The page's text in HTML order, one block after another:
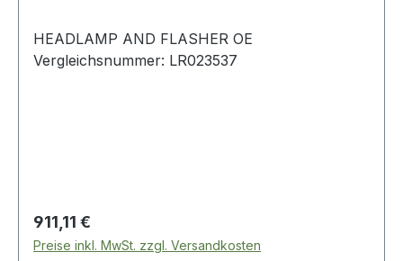
HEADLAMP AND FLASHER OE
Vergleichsnummer: LR023537
Regulärer Preis:
911,11 €
Preise inkl. MwSt. zzgl. Versandkosten